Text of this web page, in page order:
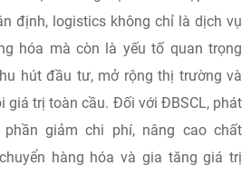
phố có nhiều điều kiện thuận lợi
tâm logistics khu vực.
cũng chỉ ra nhiều điểm nghẽn như
bộ, chi phí logistics còn cao,
yếu có quy mô nhỏ, mức độ liên
chưa đáp ứng yêu cầu phát triển.